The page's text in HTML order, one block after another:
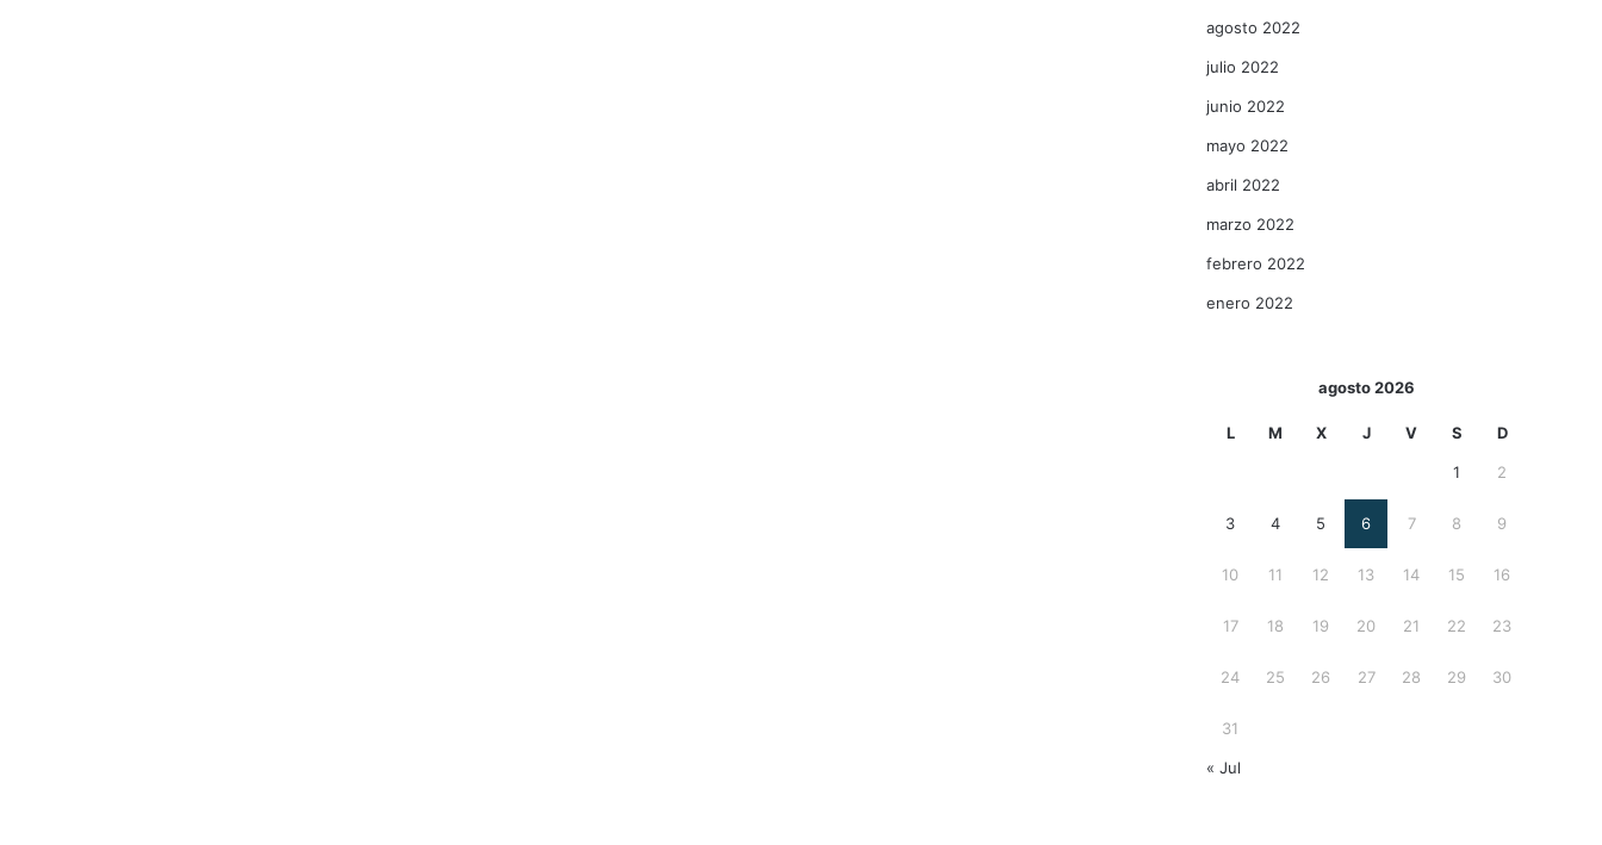
agosto 2022
julio 2022
junio 2022
mayo 2022
abril 2022
marzo 2022
febrero 2022
enero 2022
agosto 2026
L M X J V S D
1 2
3 4 5 6 7 8 9
10 11 12 13 14 15 16
17 18 19 20 21 22 23
24 25 26 27 28 29 30
31
« Jul